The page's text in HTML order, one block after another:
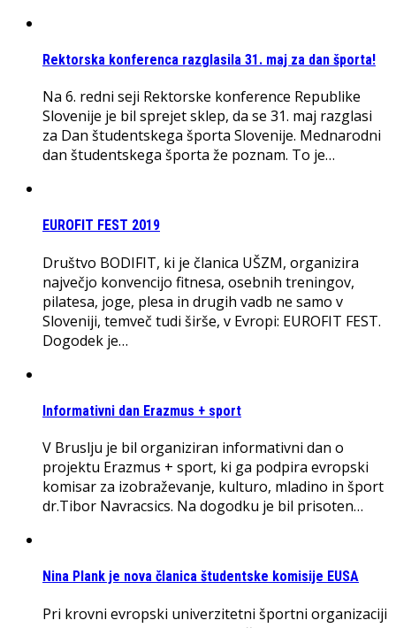
Rektorska konferenca razglasila 31. maj za dan športa!
Na 6. redni seji Rektorske konference Republike
Slovenije je bil sprejet sklep, da se 31. maj razglasi
za Dan študentskega športa Slovenije. Mednarodni
dan študentskega športa že poznam. To je…
EUROFIT FEST 2019
Društvo BODIFIT, ki je članica UŠZM, organizira
največjo konvencijo fitnesa, osebnih treningov,
pilatesa, joge, plesa in drugih vadb ne samo v
Sloveniji, temveč tudi širše, v Evropi: EUROFIT FEST.
Dogodek je…
Informativni dan Erazmus + sport
V Bruslju je bil organiziran informativni dan o
projektu Erazmus + sport, ki ga podpira evropski
komisar za izobraževanje, kulturo, mladino in šport
dr.Tibor Navracsics. Na dogodku je bil prisoten…
Nina Plank je nova članica študentske komisije EUSA
Pri krovni evropski univerzitetni športni organizaciji